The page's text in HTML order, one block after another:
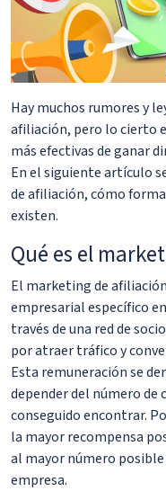
Hay muchos rumores y
afiliación, pero lo cierto
más efectivas de ganar
En el siguiente artículo
de afiliación, cómo
existen.
Qué es el
El marketing de
empresarial específico
través de una red de
por atraer tráfico y
Esta remuneración se
depender del número de
conseguido encontrar.
la mayor recompensa
al mayor número
empresa.